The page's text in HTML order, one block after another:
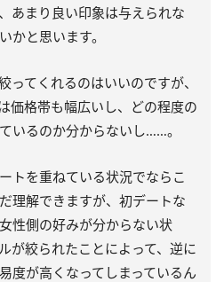
あまり良い印象は与えられな
かと思います。
ってくれるのはいいのですが、
価格帯も幅広いし、どの程度の
いるのか分からないし……。
トを重ねている状況でならこ
理解できますが、初デートな
性側の好みが分からない状
が絞られたことによって、逆に
度が高くなってしまっているん